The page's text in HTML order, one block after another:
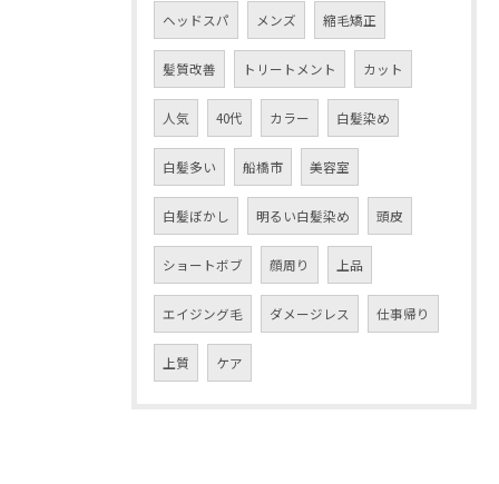
ヘッドスパ メンズ 縮毛矯正
髪質改善 トリートメント カット
人気 40代 カラー 白髪染め
白髪多い 船橋市 美容室
白髪ぼかし 明るい白髪染め 頭皮
ショートボブ 顔周り 上品
エイジング毛 ダメージレス 仕事帰り
上質 ケア